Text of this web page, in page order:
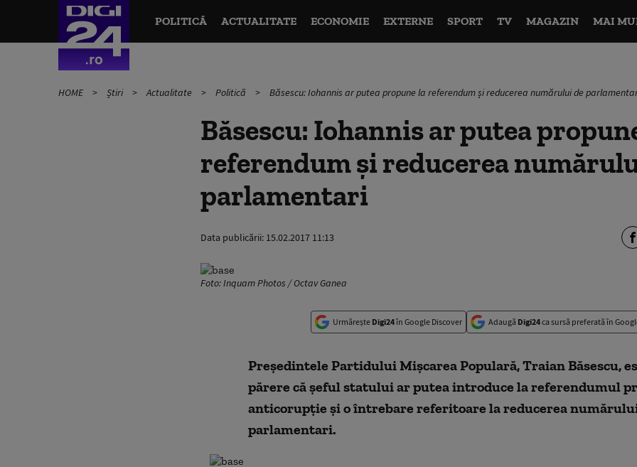
POLITICĂ ACTUALITATE ECONOMIE EXTERNE SPORT TV MAGAZIN MAI
HOME Știri Actualitate Politică Băsescu: Iohannis ar putea propune la referendum și reducerea numărului de
Băsescu: Iohannis ar putea
referendum și reducerea
parlamentari
Data publicării: 15.02.2017 11:13
Foto: Inquam Photos / Octav Ganea
Urmărește Digi24în Google Discover Adaugă Digi24ca sursă preferată în
Președintele Partidului Mișcarea Populară, Traian Băsescu,
părere că șeful statului ar putea introduce la referendumul
anticorupție și o întrebare referitoare la reducerea
parlamentari.